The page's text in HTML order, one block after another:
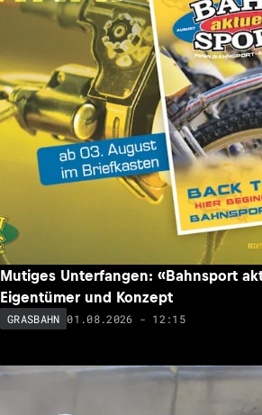
Mutiges Unterfangen: «Bahnsport
Eigentümer und Konzept
GRASBAHN 01.08.2026 - 12:15